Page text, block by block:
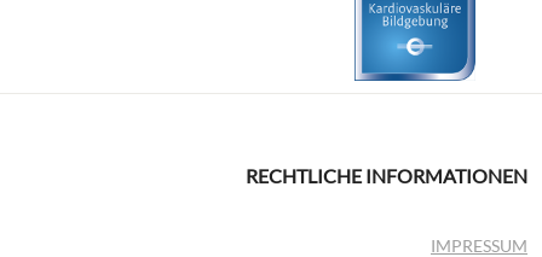
RECHTLICHE INFORMATIONEN
IMPRESSUM